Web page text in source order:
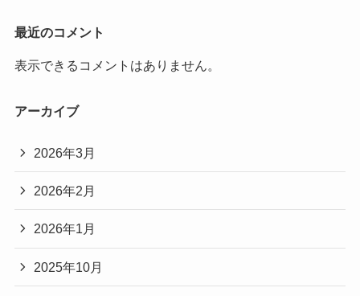
最近のコメント
表示できるコメントはありません。
アーカイブ
2026年3月
2026年2月
2026年1月
2025年10月